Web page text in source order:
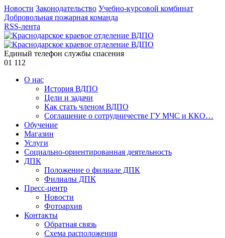
Новости Законодательство Учебно-курсовой комбинат
Добровольная пожарная команда
RSS-лента
Единый телефон службы спасения
01 112
О нас
История ВДПО
Цели и задачи
Как стать членом ВДПО
Соглашение о сотрудничестве ГУ МЧС и ККО…
Обучение
Магазин
Услуги
Социально-ориентированная деятельность
ДПК
Положение о филиале ДПК
Филиалы ДПК
Пресс-центр
Новости
Фотоархив
Контакты
Обратная связь
Схема расположения